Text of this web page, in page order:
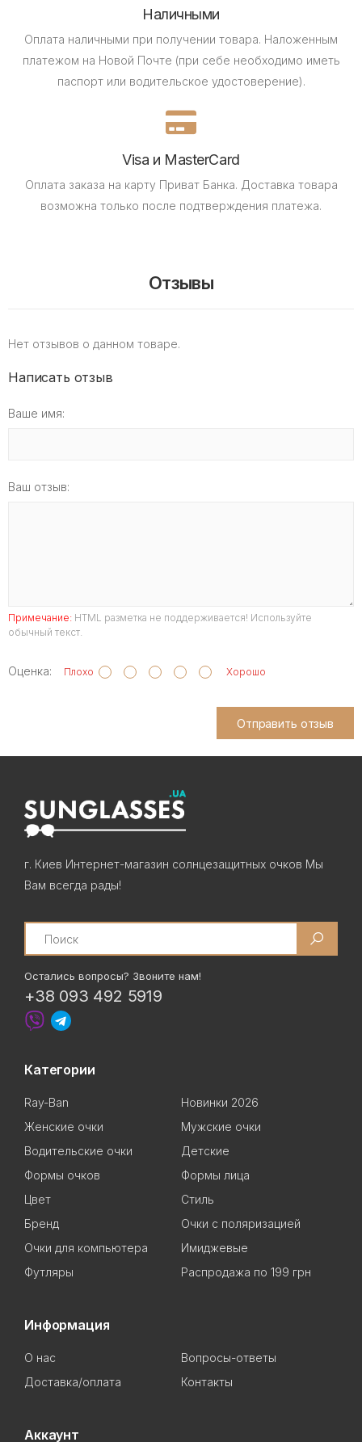
Наличными
Оплата наличными при получении товара. Наложенным
платежом на Новой Почте (при себе необходимо иметь
паспорт или водительское удостоверение).
Visa и MasterCard
Оплата заказа на карту Приват Банка. Доставка товара
возможна только после подтверждения платежа.
Отзывы
Нет отзывов о данном товаре.
Написать отзыв
Ваше имя:
Ваш отзыв:
Примечание: HTML разметка не поддерживается! Используйте
обычный текст.
Оценка: Плохо Хорошо
Отправить отзыв
г. Киев Интернет-магазин солнцезащитных очков Мы
Вам всегда рады!
Search
Остались вопросы? Звоните нам!
+38 093 492 5919
Категории
Ray-Ban
Новинки 2026
Женские очки
Мужские очки
Водительские очки
Детские
Формы очков
Формы лица
Цвет
Стиль
Бренд
Очки с поляризацией
Очки для компьютера
Имиджевые
Футляры
Распродажа по 199 грн
Информация
О нас
Вопросы-ответы
Доставка/оплата
Контакты
Аккаунт